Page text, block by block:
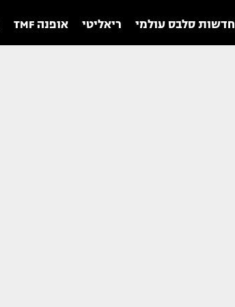
חדשות סלבס עולמי ריאליטי אופנה TMF